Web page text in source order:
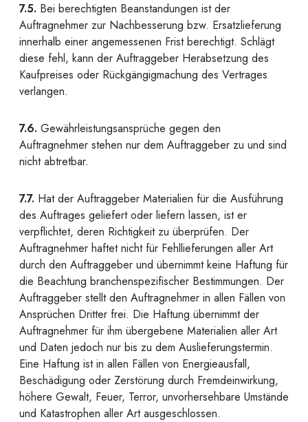
7.5. Bei berechtigten Beanstandungen ist der
Auftragnehmer zur Nachbesserung bzw. Ersatzlieferung
innerhalb einer angemessenen Frist berechtigt. Schlägt
diese fehl, kann der Auftraggeber Herabsetzung des
Kaufpreises oder Rückgängigmachung des Vertrages
verlangen.
7.6. Gewährleistungsansprüche gegen den
Auftragnehmer stehen nur dem Auftraggeber zu und sind
nicht abtretbar.
7.7. Hat der Auftraggeber Materialien für die Ausführung
des Auftrages geliefert oder liefern lassen, ist er
verpflichtet, deren Richtigkeit zu überprüfen. Der
Auftragnehmer haftet nicht für Fehllieferungen aller Art
durch den Auftraggeber und übernimmt keine Haftung für
die Beachtung branchenspezifischer Bestimmungen. Der
Auftraggeber stellt den Auftragnehmer in allen Fällen von
Ansprüchen Dritter frei. Die Haftung übernimmt der
Auftragnehmer für ihm übergebene Materialien aller Art
und Daten jedoch nur bis zu dem Auslieferungstermin.
Eine Haftung ist in allen Fällen von Energieausfall,
Beschädigung oder Zerstörung durch Fremdeinwirkung,
höhere Gewalt, Feuer, Terror, unvorhersehbare Umstände
und Katastrophen aller Art ausgeschlossen.